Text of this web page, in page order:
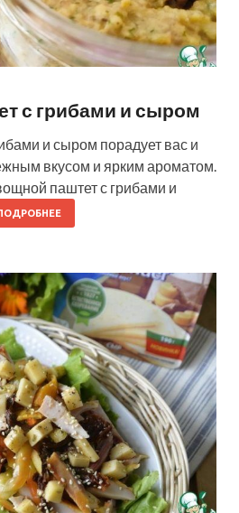
с грибами и сыром
и сыром порадует вас и
вкусом и ярким ароматом.
паштет с грибами и